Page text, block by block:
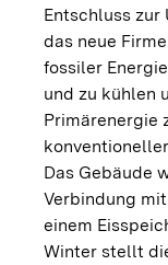
Entschluss zur
das neue
fossiler
und zu kühlen
Primärenergie
Das Gebäude
Verbindung
einem
Winter stellt